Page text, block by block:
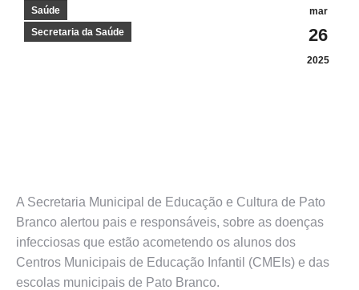
mar
26
2025
Saúde
Secretaria da Saúde
A Secretaria Municipal de Educação e Cultura de Pato
Branco alertou pais e responsáveis, sobre as doenças
infecciosas que estão acometendo os alunos dos
Centros Municipais de Educação Infantil (CMEIs) e das
escolas municipais de Pato Branco.